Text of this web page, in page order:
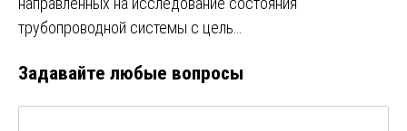
трубопроводной системы с цель…
Задавайте любые вопросы